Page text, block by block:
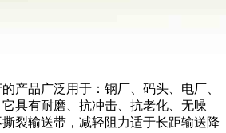
产品广泛用于：钢厂、码头、电厂、
具有耐磨、抗冲击、抗老化、无噪
裂输送带，减轻阻力适于长距输送降